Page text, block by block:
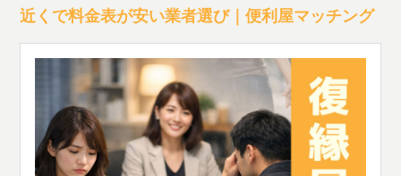
近くで料金表が安い業者選び｜便利屋マッチング